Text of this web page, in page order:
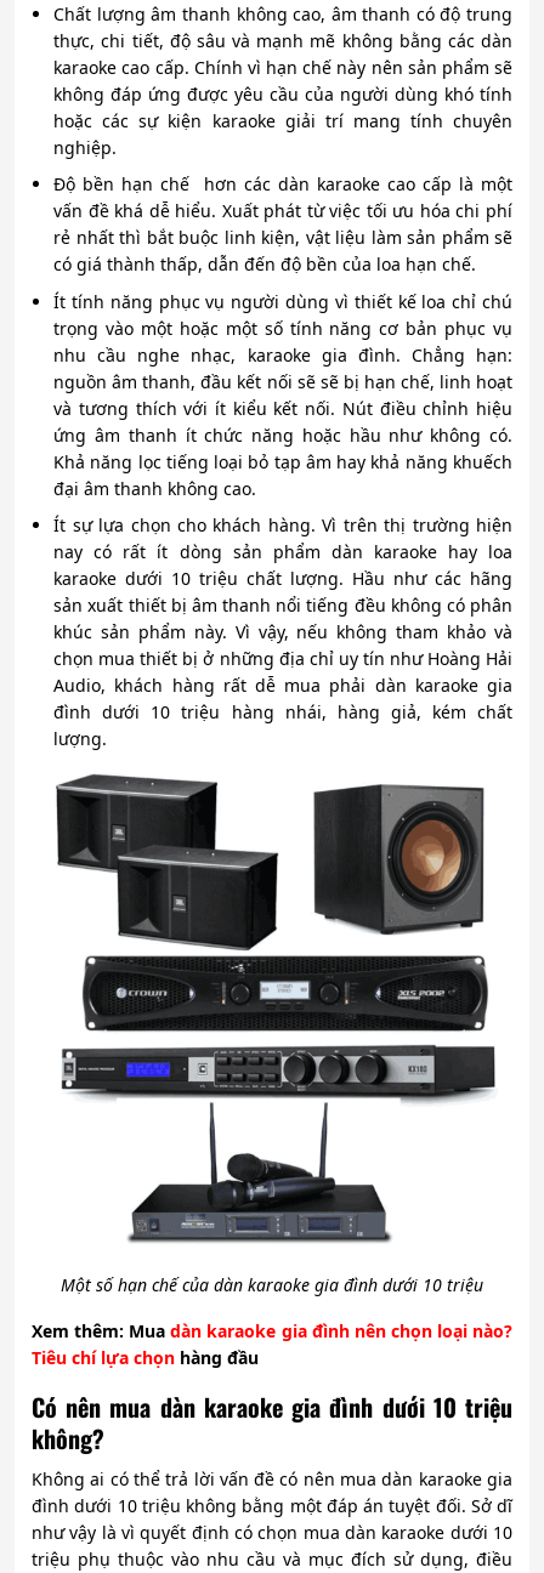
Chất lượng âm thanh không cao, âm thanh có độ trung
thực, chi tiết, độ sâu và mạnh mẽ không bằng các dàn
karaoke cao cấp. Chính vì hạn chế này nên sản phẩm sẽ
không đáp ứng được yêu cầu của người dùng khó tính
hoặc các sự kiện karaoke giải trí mang tính chuyên
nghiệp.
Độ bền hạn chế hơn các dàn karaoke cao cấp là một
vấn đề khá dễ hiểu. Xuất phát từ việc tối ưu hóa chi phí
rẻ nhất thì bắt buộc linh kiện, vật liệu làm sản phẩm sẽ
có giá thành thấp, dẫn đến độ bền của loa hạn chế.
Ít tính năng phục vụ người dùng vì thiết kế loa chỉ chú
trọng vào một hoặc một số tính năng cơ bản phục vụ
nhu cầu nghe nhạc, karaoke gia đình. Chẳng hạn:
nguồn âm thanh, đầu kết nối sẽ sẽ bị hạn chế, linh hoạt
và tương thích với ít kiểu kết nối. Nút điều chỉnh hiệu
ứng âm thanh ít chức năng hoặc hầu như không có.
Khả năng lọc tiếng loại bỏ tạp âm hay khả năng khuếch
đại âm thanh không cao.
Ít sự lựa chọn cho khách hàng. Vì trên thị trường hiện
nay có rất ít dòng sản phẩm dàn karaoke hay loa
karaoke dưới 10 triệu chất lượng. Hầu như các hãng
sản xuất thiết bị âm thanh nổi tiếng đều không có phân
khúc sản phẩm này. Vì vậy, nếu không tham khảo và
chọn mua thiết bị ở những địa chỉ uy tín như Hoàng Hải
Audio, khách hàng rất dễ mua phải dàn karaoke gia
đình dưới 10 triệu hàng nhái, hàng giả, kém chất
lượng.
Một số hạn chế của dàn karaoke gia đình dưới 10 triệu
Xem thêm: Muadàn karaoke gia đình nên chọn loại nào?
Tiêu chí lựa chọn hàng đầu
Có nên mua dàn karaoke gia đình dưới 10 triệu
không?
Không ai có thể trả lời vấn đề có nên mua dàn karaoke gia
đình dưới 10 triệu không bằng một đáp án tuyệt đối. Sở dĩ
như vậy là vì quyết định có chọn mua dàn karaoke dưới 10
triệu phụ thuộc vào nhu cầu và mục đích sử dụng, điều